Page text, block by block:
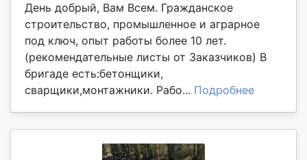
День добрый, Вам Всем. Гражданское
строительство, промышленное и аграрное
под ключ, опыт работы более 10 лет.
(рекомендательные листы от Заказчиков) В
бригаде есть:бетонщики,
сварщики,монтажники. Рабо... Подробнее